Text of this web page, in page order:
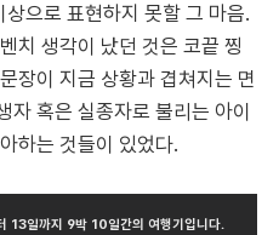
으로 표현하지 못할 그 마음.
치 생각이 났던 것은 코끝 찡
장이 지금 상황과 겹쳐지는 면
자 혹은 실종자로 불리는 아이
하는 것들이 있었다.
13일까지 9박 10일간의 여행기입니다.